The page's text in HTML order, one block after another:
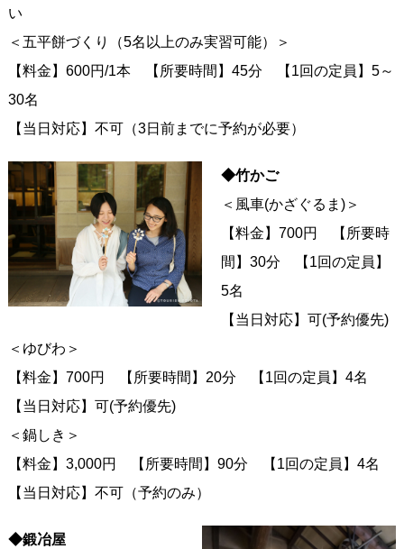
い
＜五平餅づくり（5名以上のみ実習可能）＞
【料金】600円/1本 【所要時間】45分 【1回の定員】5～
30名
【当日対応】不可（3日前までに予約が必要）
◆竹かご
＜風車(かざぐるま)＞
【料金】700円 【所要時
間】30分 【1回の定員】
5名
【当日対応】可(予約優先)
＜ゆびわ＞
【料金】700円 【所要時間】20分 【1回の定員】4名
【当日対応】可(予約優先)
＜鍋しき＞
【料金】3,000円 【所要時間】90分 【1回の定員】4名
【当日対応】不可（予約のみ）
◆鍛冶屋